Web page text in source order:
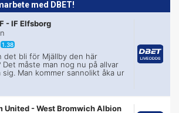
med DBET!
-IF Elfsborg
1.38
det bli för Mjällby den här
Det måste man nog nu på allvar
sig. Man kommer sannolikt åka ur
United -West Bromwich Albion